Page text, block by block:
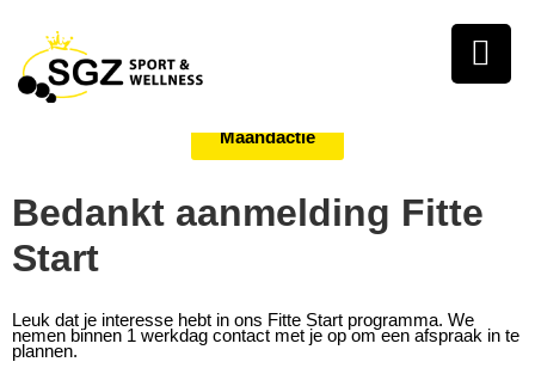
Maandactie
Bedankt aanmelding Fitte
Start
Leuk dat je interesse hebt in ons Fitte Start programma. We
nemen binnen 1 werkdag contact met je op om een afspraak in te
plannen.